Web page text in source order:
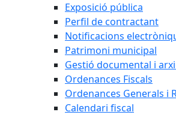
Exposició pública
Perfil de contractant
Notificacions
Patrimoni municipal
Gestió documental i
Ordenances Fiscals
Ordenances Generals i
Calendari fiscal